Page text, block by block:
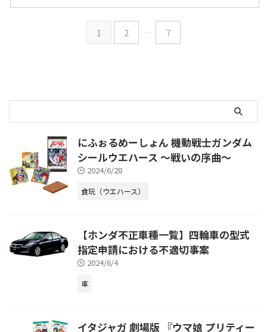
1 2 … 7
にふぉるめーしょん 機動戦士ガンダム
シールウエハース ～戦いの序曲～
2024/6/28
食玩（ウエハース）
【ホンダ不正車種一覧】四輪車の型式
指定申請における不適切事案
2024/6/4
車
イタジャガ 劇場版 『ウマ娘 プリティー